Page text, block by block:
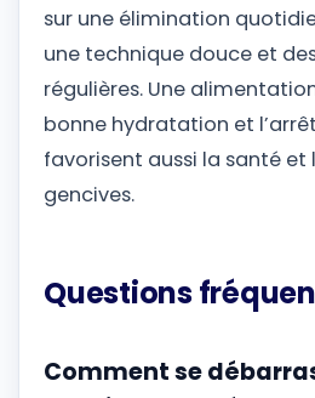
sur une élimination
une technique douce et
régulières. Une
bonne hydratation et
favorisent aussi la santé
gencives.
Questions
Comment se